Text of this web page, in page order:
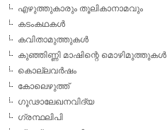
എഴുത്തുകാരും തൂലികാനാമവും
കടംകഥകള്‍
കവിതാമുത്തുകള്‍
കുഞ്ഞിണ്ണി മാഷിന്റെ മൊഴിമുത്തുകള്‍
കൊല്ലവര്‍ഷം
കോലെഴുത്ത്
ഗൂഢാലേഖനവിദ്യ
ഗ്രന്ഥലിപി